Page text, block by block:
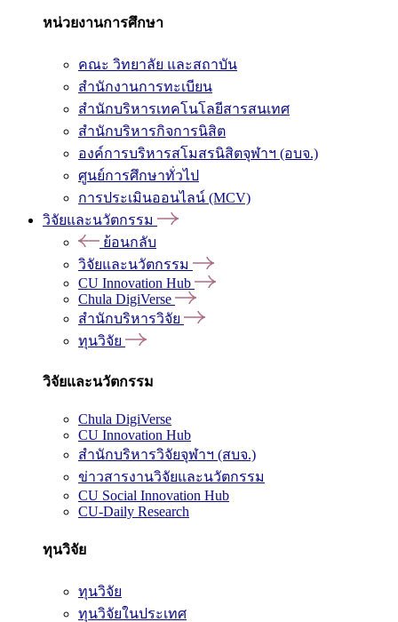
หน่วยงานการศึกษา
คณะ วิทยาลัย และสถาบัน
สำนักงานการทะเบียน
สำนักบริหารเทคโนโลยีสารสนเทศ
สำนักบริหารกิจการนิสิต
องค์การบริหารสโมสรนิสิตจุฬาฯ (อบจ.)
ศูนย์การศึกษาทั่วไป
การประเมินออนไลน์ (MCV)
วิจัยและนวัตกรรม
ย้อนกลับ
วิจัยและนวัตกรรม
CU Innovation Hub
Chula DigiVerse
สำนักบริหารวิจัย
ทุนวิจัย
วิจัยและนวัตกรรม
Chula DigiVerse
CU Innovation Hub
สำนักบริหารวิจัยจุฬาฯ (สบจ.)
ข่าวสารงานวิจัยและนวัตกรรม
CU Social Innovation Hub
CU-Daily Research
ทุนวิจัย
ทุนวิจัย
ทุนวิจัยในประเทศ